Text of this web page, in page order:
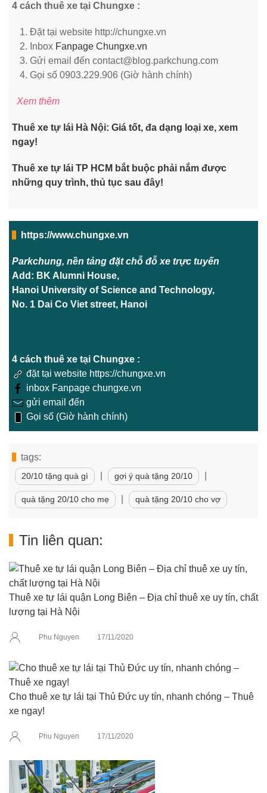
4 cách thuê xe tại Chungxe :
Đặt tại website http://chungxe.vn
Inbox Fanpage Chungxe.vn
Gửi email đến contact@blog.parkchung.com
Gọi số 0903.229.906 (Giờ hành chính)
Xem thêm
Thuê xe tự lái Hà Nội: Giá tốt, đa dạng loại xe, xem
ngay!
Thuê xe tự lái TP HCM bắt buộc phải nắm được
những quy trình, thủ tục sau đây!
https://www.chungxe.vn
Parkchung, nền tảng đặt chỗ đỗ xe trực tuyến
Add: BK Alumni House,
Hanoi University of Science and Technology,
No. 1 Dai Co Viet street, Hanoi
4 cách thuê xe tại Chungxe :
đặt tại website https://chungxe.vn
inbox Fanpage chungxe.vn
gửi email đến
Gọi số (Giờ hành chính)
tags:
20/10 tặng quà gì gợi ý quà tặng 20/10
quà tặng 20/10 cho mẹ quà tặng 20/10 cho vợ
Tin liên quan:
Thuê xe tự lái quận Long Biên – Địa chỉ thuê xe uy tín, chất
lượng tại Hà Nội
Phu Nguyen 17/11/2020
Cho thuê xe tự lái tại Thủ Đức uy tín, nhanh chóng – Thuê
xe ngay!
Phu Nguyen 17/11/2020